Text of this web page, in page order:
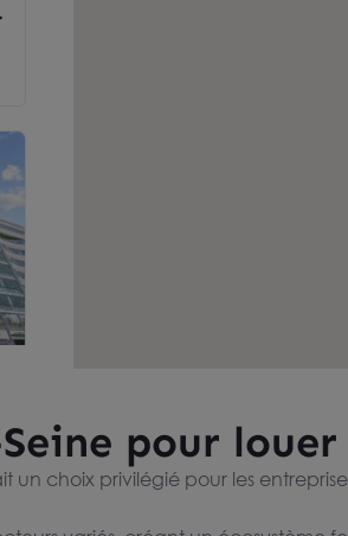
pour louer
un choix privilégié pour les